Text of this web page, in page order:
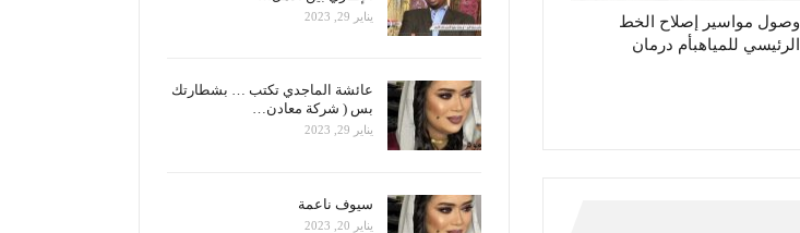
وصول مواسير إصلاح الخط
الرئيسي للمياهبأم درمان
يناير 29, 2023
عائشة الماجدي تكتب … بشطارتك
بس ( شركة معادن…
يناير 29, 2023
سيوف ناعمة
يناير 20, 2023